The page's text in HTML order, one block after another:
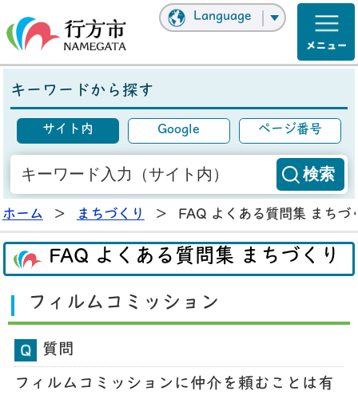
Language
キーワードから探す
サイト内 Google ページ番号
ホーム > まちづくり > FAQ よくある質問集 まちづ
FAQ よくある質問集 まちづくり
フィルムコミッション
質問
フィルムコミッションに仲介を頼むことは有